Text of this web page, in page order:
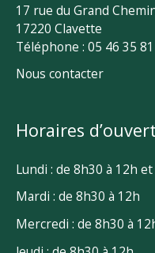
17 rue du Grand
17220 Clavette
Téléphone : 05 46 35
Nous contacter
Horaires
Lundi : de 8h30 à 12h
Mardi : de 8h30 à 12h
Mercredi : de 8h30 à